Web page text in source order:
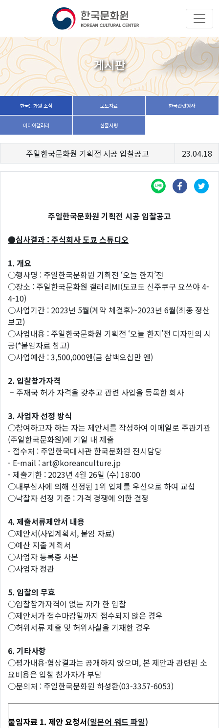
게시판
한국문화원 소식 보도자료 한국관련행사
미디어갤러리 한줄서평
주일한국문화원 기획전 시공 입찰공고 23.04.18
주일한국문화원 기획전 시공 입찰공고
●심사결과 : 주식회사 도쿄 스튜디오
1. 개요
○행사명 : 주일한국문화원 기획전 ‘오늘 한지’전
○장소 : 주일한국문화원 갤러리MI(도쿄도 신주쿠구 요쓰야 4-
4-10)
○사업기간 : 2023년 5월(계약 체결후)~2023년 6월(최종 정산
보고)
○사업내용 : 주일한국문화원 기획전 ‘오늘 한지’전 디자인의 시
공(*붙임자료 참고)
○사업예산 : 3,500,000엔(금 삼백오십만 엔)
2. 입찰참가자격
– 주재국 허가 자격을 갖추고 관련 사업을 등록한 회사
3. 사업자 선정 방식
○참여하고자 하는 자는 제안서를 작성하여 이메일로 주관기관
(주일한국문화원)에 기일 내 제출
- 접수처 : 주일한국대사관 한국문화원 전시담당
- E-mail : art@koreanculture.jp
- 제출기한 : 2023년 4월 26일 (수) 18:00
○내부심사에 의해 선정된 1위 업체를 우선으로 하여 교섭
○낙찰자 선정 기준 : 가격 경쟁에 의한 결정
4. 제출서류제안서 내용
○제안서(사업계획서, 붙임 자료)
○예산 지출 계획서
○사업자 등록증 사본
○사업자 정관
5. 입찰의 무효
○입찰참가자격이 없는 자가 한 입찰
○제안서가 접수마감일까지 접수되지 않은 경우
○허위서류 제출 및 허위사실을 기재한 경우
6. 기타사항
○평가내용·협상결과는 공개하지 않으며, 본 제안과 관련된 소
요비용은 입찰 참가자가 부담
○문의처 : 주일한국문화원 하성환(03-3357-6053)
붙임자료 1. 제안요청서(일본어 워드 파일)